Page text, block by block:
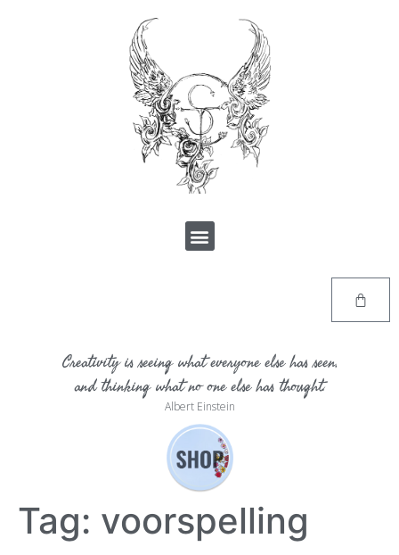
Creativity is seeing what everyone else has seen,
and thinking what no one else has thought.
Albert Einstein
Tag: voorspelling